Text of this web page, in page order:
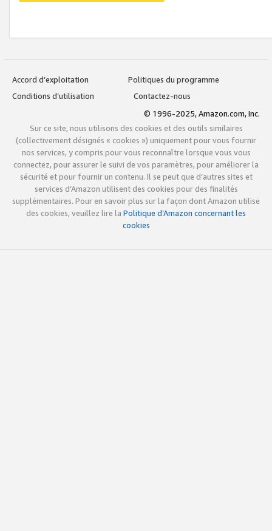
Accord d’exploitation
Politiques du programme
Conditions d’utilisation
Contactez-nous
© 1996-2025, Amazon.com, Inc.
Sur ce site, nous utilisons des cookies et des outils similaires
(collectivement désignés « cookies ») uniquement pour vous fournir
nos services, y compris pour vous reconnaître lorsque vous vous
connectez, pour assurer le suivi de vos paramètres, pour améliorer la
sécurité et pour fournir un contenu. Il se peut que d’autres sites et
services d’Amazon utilisent des cookies pour des finalités
supplémentaires. Pour en savoir plus sur la façon dont Amazon utilise
des cookies, veuillez lire la Politique d’Amazon concernant les
cookies